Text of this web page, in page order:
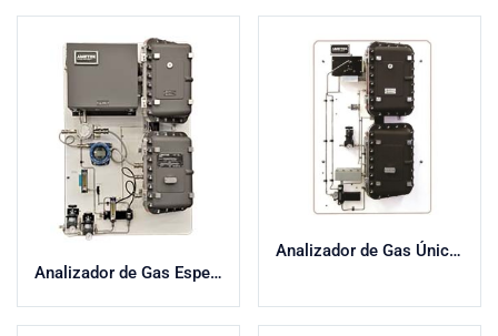
Analizador de Gas Específico por Sensor 934
Analizador de Gas Único H2S 931